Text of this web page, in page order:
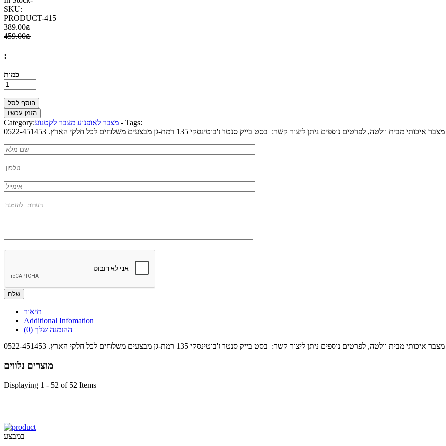
SKU:
PRODUCT-415
389.00₪
459.00₪
:
כמות
Category:מצבר לאופנוע מצבר לקטנוע - Tags:
מצבר איכותי מבית וולטה, לפרטים נוספים ניתן ליצור קשר: בסט בייק סנטר ז'בוטינסקי 135 רמת-גן מבצעים משלוחים לכל חלקי הארץ. 0522-451453
Nm *
Phone
mail
Message
תיאור
Additional Infomation
ההזמנה שלך (0)
מצבר איכותי מבית וולטה, לפרטים נוספים ניתן ליצור קשר: בסט בייק סנטר ז'בוטינסקי 135 רמת-גן מבצעים משלוחים לכל חלקי הארץ. 0522-451453
מוצרים נלווים
Displaying 1 - 52 of 52 Items
במבצע